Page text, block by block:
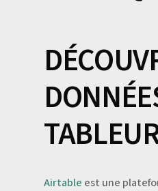
Airtable est une